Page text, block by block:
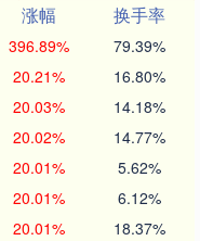
涨幅
换手率
396.89% 79.39%
20.21% 16.80%
20.03% 14.18%
20.02% 14.77%
20.01% 5.62%
20.01% 6.12%
20.01% 18.37%